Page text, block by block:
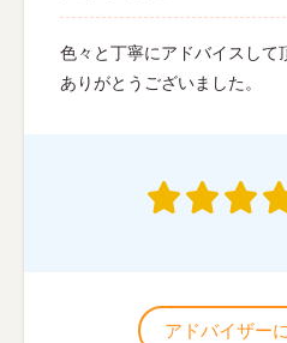
色々と丁寧にアドバイスして
ありがとうございました。
アドバイザー